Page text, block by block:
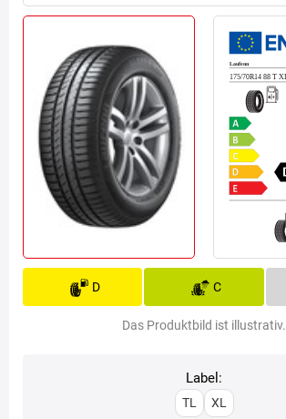
D C
Das Produktbild ist illustrativ.
Label:
TL
XL